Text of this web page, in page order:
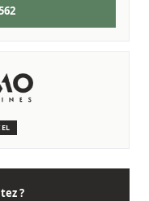
les machines
?